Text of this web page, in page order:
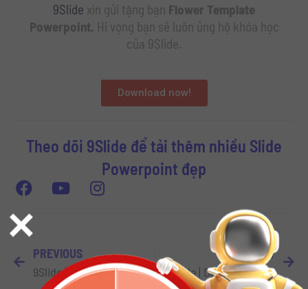
9Slide xin gửi tặng bạn Flower Template
Powerpoint. Hi vọng bạn sẽ luôn ủng hộ khóa học
của 9Slide.
Download now!
Theo dõi 9Slide để tải thêm nhiều Slide
Powerpoint đẹp
PREVIOUS
9Slide | Nhận ngay 100 Gradient Background dành cho Powerpoint
NEXT
9Slide | Download 28 Template Slide Powerpoint mới nhất
×